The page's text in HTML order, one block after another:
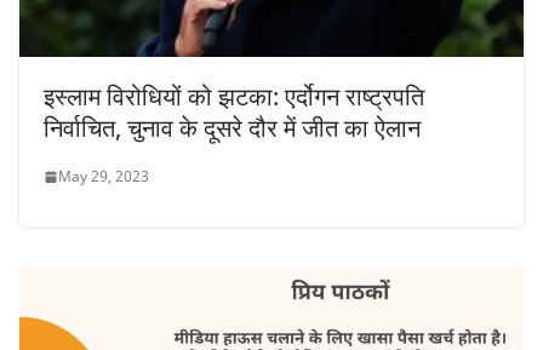
इस्लाम विरोधियों को झटका: एर्दोगन राष्ट्रपति
निर्वाचित, चुनाव के दूसरे दौर में जीत का ऐलान
May 29, 2023